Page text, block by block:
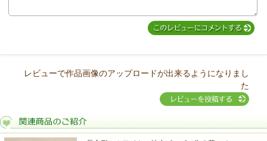
レビューで作品画像のアップロードが出来るようになりまし
た